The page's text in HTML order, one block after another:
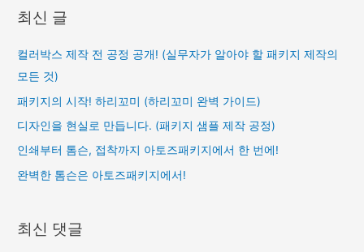
r
h
f
o
최신 글
컬러박스 제작 전 공정 공개! (실무자가 알아야 할 패키지 제작의
모든 것)
패키지의 시작! 하리꼬미 (하리꼬미 완벽 가이드)
디자인을 현실로 만듭니다. (패키지 샘플 제작 공정)
인쇄부터 톰슨, 접착까지 아토즈패키지에서 한 번에!
완벽한 톰슨은 아토즈패키지에서!
최신 댓글